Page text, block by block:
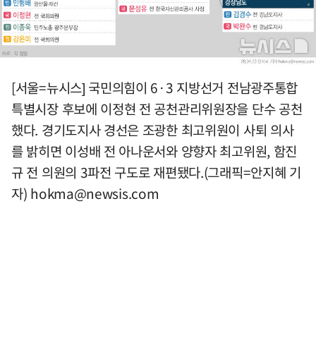
[서울=뉴시스] 국민의힘이 6·3 지방선거 전남광주통합
특별시장 후보에 이정현 전 공천관리위원장을 단수 공천
했다. 경기도지사 경선은 조광한 최고위원이 사퇴 의사
를 밝히면 이성배 전 아나운서와 양향자 최고위원, 함진
규 전 의원의 3파전 구도로 재편됐다.(그래픽=안지혜 기
자) hokma@newsis.com